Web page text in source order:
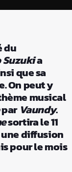
du
Suzukia
que sa
On peut y
musical
par Vaundy.
sortira le 11
diffusion
pour le mois